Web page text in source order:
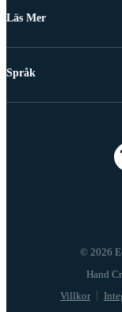
Läs Mer
© 2026
Villkor
Språk